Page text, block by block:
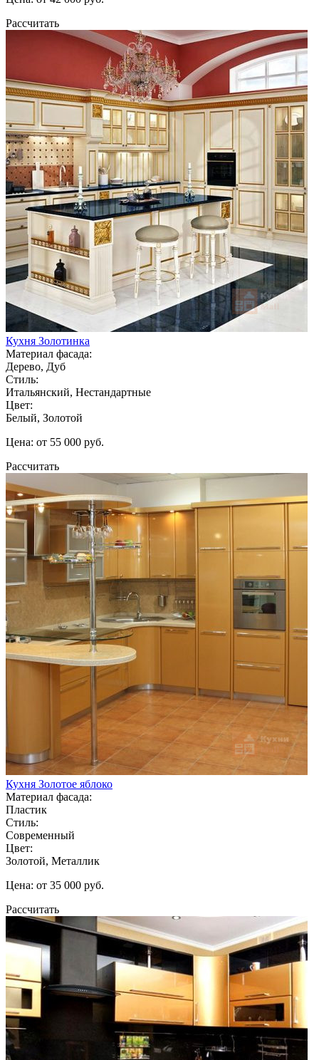
Рассчитать
Кухня Золотинка
Материал фасада:
Дерево, Дуб
Стиль:
Итальянский, Нестандартные
Цвет:
Белый, Золотой
Цена: от 55 000 руб.
Рассчитать
Кухня Золотое яблоко
Материал фасада:
Пластик
Стиль:
Современный
Цвет:
Золотой, Металлик
Цена: от 35 000 руб.
Рассчитать